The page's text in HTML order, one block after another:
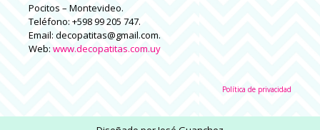
Pocitos – Montevideo.
Teléfono: +598 99 205 747.
Email: decopatitas@gmail.com.
Web: www.decopatitas.com.uy
Política de privacidad